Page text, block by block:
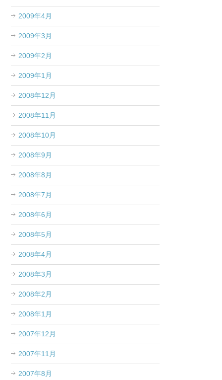
2009年4月
2009年3月
2009年2月
2009年1月
2008年12月
2008年11月
2008年10月
2008年9月
2008年8月
2008年7月
2008年6月
2008年5月
2008年4月
2008年3月
2008年2月
2008年1月
2007年12月
2007年11月
2007年8月